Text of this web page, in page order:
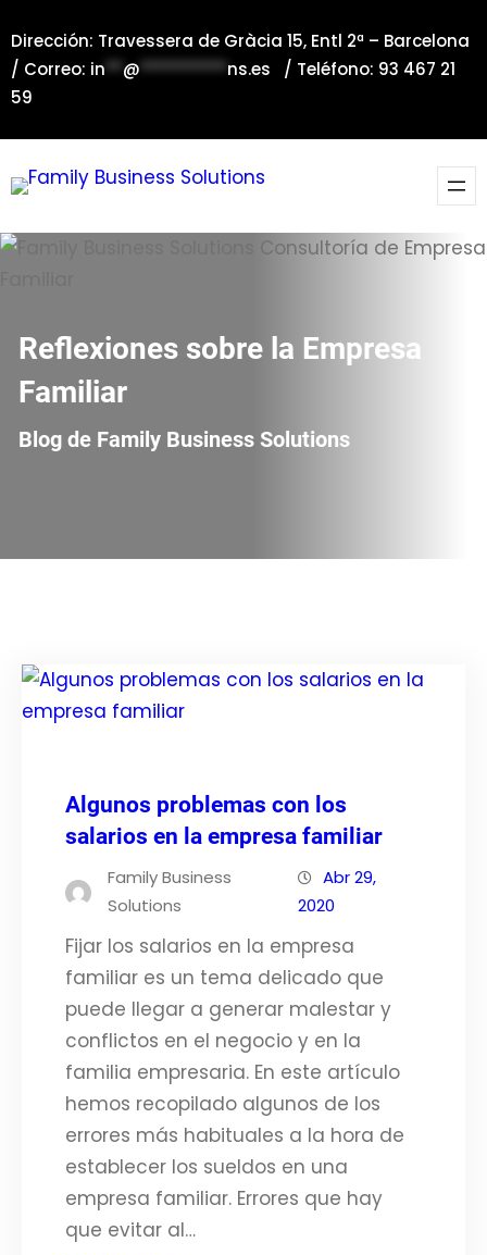
al
contenido
Dirección: Travessera de Gràcia 15, Entl 2ª – Barcelona
/ Correo: in**@**********ns.es / Teléfono: 93 467 21
59
Reflexiones sobre la Empresa
Familiar
Blog de Family Business Solutions
Algunos problemas con los
salarios en la empresa familiar
Family Business
Solutions
Abr 29,
2020
Fijar los salarios en la empresa
familiar es un tema delicado que
puede llegar a generar malestar y
conflictos en el negocio y en la
familia empresaria. En este artículo
hemos recopilado algunos de los
errores más habituales a la hora de
establecer los sueldos en una
empresa familiar. Errores que hay
que evitar al…